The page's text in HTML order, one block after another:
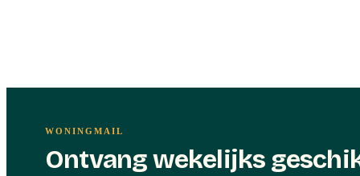
WONINGMAIL
Ontvang wekelijks